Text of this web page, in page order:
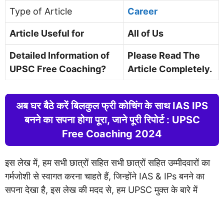
Type of Article Career
Article Useful for All of Us
Detailed Information of
UPSC Free Coaching?
Please Read The
Article Completely.
अब घर बैठे करें बिलकुल फ्री कोचिंग के साथ IAS IPS
बनने का सपना होगा पूरा, जाने पूरी रिपोर्ट : UPSC
Free Coaching 2024
इस लेख में, हम सभी छात्रों सहित सभी छात्रों सहित उम्मीदवारों का
गर्मजोशी से स्वागत करना चाहते हैं, जिन्होंने IAS & IPs बनने का
सपना देखा है, इस लेख की मदद से, हम UPSC मुक्त के बारे में